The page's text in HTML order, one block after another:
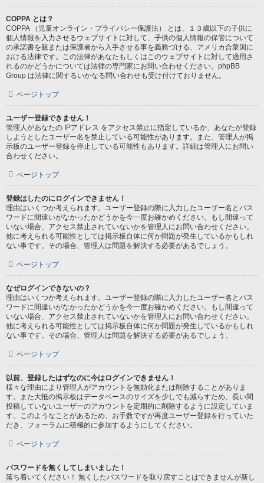
COPPA とは？
COPPA （児童オンライン・プライバシー保護法） とは、１３歳以下の子供に
個人情報を入力させるウェブサイトに対して、子供の個人情報の保管について
の承諾書を親または保護者から入手させる事を義務づける、アメリカ合衆国に
おける法律です。この法律があなたもしくはこのウェブサイトに対して適用さ
れるのかどうかについては法律の専門家にお問い合わせください。phpBB
Group は法律に関するいかなる問い合わせも受け付けておりません。
ページトップ
ユーザー登録できません！
管理人があなたの IPアドレス をアクセス禁止に指定しているか、あなたが登録
しようとしたユーザー名を禁止している可能性があります。また、管理人が掲
示板のユーザー登録を停止している可能性もあります。詳細は管理人にお問い
合わせください。
ページトップ
登録はしたのにログインできません！
理由はいくつか考えられます。ユーザー登録の際に入力したユーザー名とパス
ワードに間違いがなかったかどうかを今一度お確かめください。もし間違って
いない場合、アクセス禁止されていないかを管理人にお問い合わせください。
他に考えられる可能性としては掲示板自体に何か問題が発生しているかもしれ
ない事です。その場合、管理人は問題を解決する必要があるでしょう。
ページトップ
なぜログインできないの？
理由はいくつか考えられます。ユーザー登録の際に入力したユーザー名とパス
ワードに間違いがなかったかどうかを今一度お確かめください。もし間違って
いない場合、アクセス禁止されていないかを管理人にお問い合わせください。
他に考えられる可能性としては掲示板自体に何か問題が発生しているかもしれ
ない事です。その場合、管理人は問題を解決する必要があるでしょう。
ページトップ
以前、登録したはずなのに今はログインできません！
様々な理由により管理人がアカウントを無効化または削除することがありま
す。また大抵の掲示板はデータベースのサイズを少しでも減らすため、長い間
投稿していないユーザーのアカウントを定期的に削除するように設定していま
す。このようなことがあるため、お手数ですが再度ユーザー登録を行っていた
だき、フォーラムに積極的に参加するようにしてください。
ページトップ
パスワードを無くしてしまいました！
落ち着いてください！ 無くしたパスワードを取り戻すことはできませんが新し